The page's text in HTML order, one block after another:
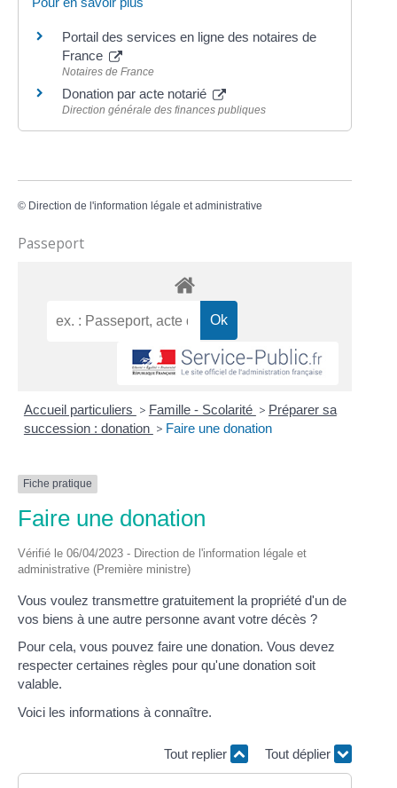
Portail des services en ligne des notaires de
France
Notaires de France
Donation par acte notarié
Direction générale des finances publiques
© Direction de l'information légale et administrative
Passeport
Accueil particuliers > Famille - Scolarité > Préparer sa
succession : donation > Faire une donation
Fiche pratique
Faire une donation
Vérifié le 06/04/2023 - Direction de l'information légale et
administrative (Première ministre)
Vous voulez transmettre gratuitement la propriété d'un de
vos biens à une autre personne avant votre décès ?
Pour cela, vous pouvez faire une donation. Vous devez
respecter certaines règles pour qu'une donation soit
valable.
Voici les informations à connaître.
Tout replier Tout déplier